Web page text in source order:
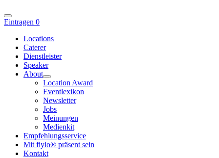
Eintragen 0
Locations
Caterer
Dienstleister
Speaker
About
Location Award
Eventlexikon
Newsletter
Jobs
Meinungen
Medienkit
Empfehlungsservice
Mit fiylo® präsent sein
Kontakt